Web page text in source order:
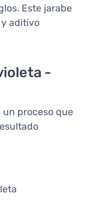
Este jarabe
aditivo
-
un proceso que